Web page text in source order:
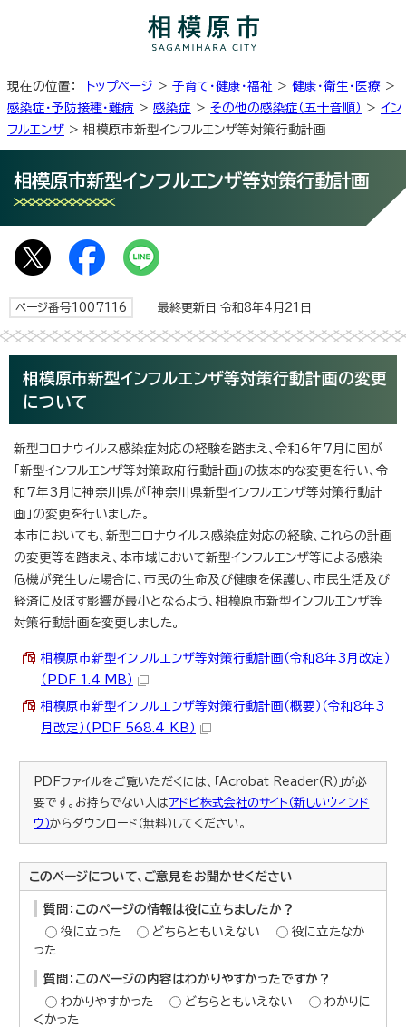
現在の位置： トップページ > 子育て・健康・福祉 > 健康・衛生・医療 >
感染症・予防接種・難病 > 感染症 > その他の感染症（五十音順） > イン
フルエンザ > 相模原市新型インフルエンザ等対策行動計画
相模原市新型インフルエンザ等対策行動計画
ページ番号1007116 最終更新日 令和8年4月21日
相模原市新型インフルエンザ等対策行動計画の変更
について
新型コロナウイルス感染症対応の経験を踏まえ、令和6年7月に国が
「新型インフルエンザ等対策政府行動計画」の抜本的な変更を行い、令
和7年3月に神奈川県が「神奈川県新型インフルエンザ等対策行動計
画」の変更を行いました。
本市においても、新型コロナウイルス感染症対応の経験、これらの計画
の変更等を踏まえ、本市域において新型インフルエンザ等による感染
危機が発生した場合に、市民の生命及び健康を保護し、市民生活及び
経済に及ぼす影響が最小となるよう、相模原市新型インフルエンザ等
対策行動計画を変更しました。
相模原市新型インフルエンザ等対策行動計画（令和8年3月改定）
（PDF 1.4 MB）
相模原市新型インフルエンザ等対策行動計画（概要）（令和8年3
月改定）（PDF 568.4 KB）
PDFファイルをご覧いただくには、「Acrobat Reader（R）」が必
要です。お持ちでない人はアドビ株式会社のサイト（新しいウィンド
ウ）からダウンロード（無料）してください。
このページについて、ご意見をお聞かせください
質問：このページの情報は役に立ちましたか？
役に立った
どちらともいえない
役に立たなか
った
質問：このページの内容はわかりやすかったですか？
わかりやすかった
どちらともいえない
わかりに
くかった